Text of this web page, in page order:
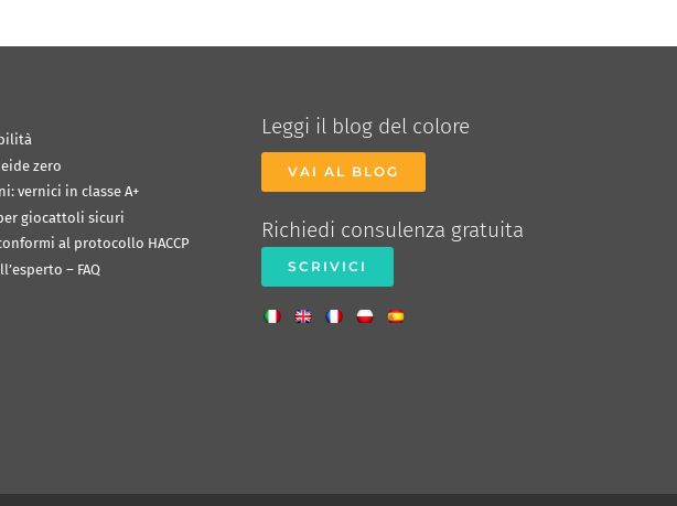
zero
vernici in classe A+
giocattoli sicuri
al protocollo HACCP
– FAQ
Leggi il blog del colore
VAI AL BLOG
Richiedi consulenza gratuita
SCRIVICI